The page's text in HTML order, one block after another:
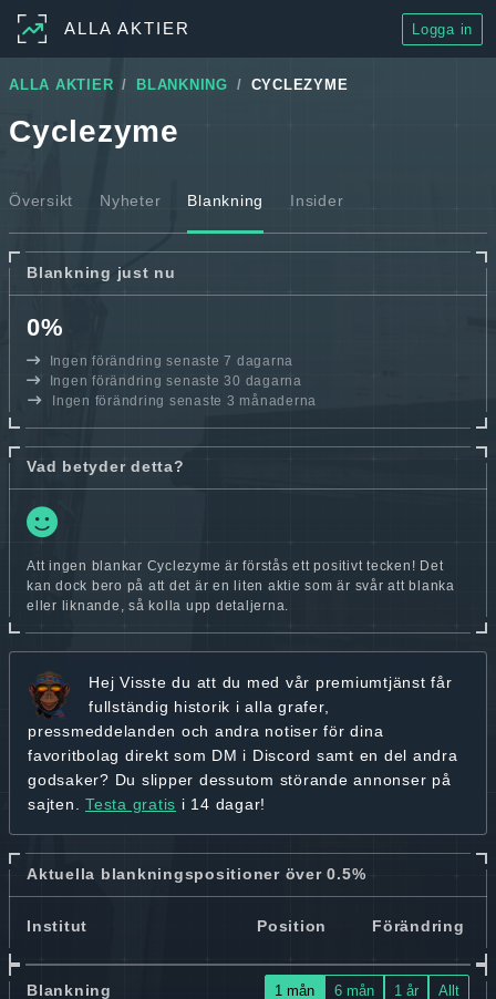
ALLA AKTIER Logga in
ALLA AKTIER BLANKNING CYCLEZYME
Cyclezyme
Översikt Nyheter Blankning Insider
Blankning just nu
0%
Ingen förändring senaste 7 dagarna
Ingen förändring senaste 30 dagarna
Ingen förändring senaste 3 månaderna
Vad betyder detta?
Att ingen blankar Cyclezyme är förstås ett positivt tecken! Det
kan dock bero på att det är en liten aktie som är svår att blanka
eller liknande, så kolla upp detaljerna.
Hej Visste du att du med vår premiumtjänst får
fullständig historik i alla grafer,
pressmeddelanden och andra notiser för dina
favoritbolag direkt som DM i Discord samt en del andra
godsaker? Du slipper dessutom störande annonser på
sajten. Testa gratis i 14 dagar!
Aktuella blankningspositioner över 0.5%
Institut Position Förändring
Blankning 1 mån 6 mån 1 år Allt